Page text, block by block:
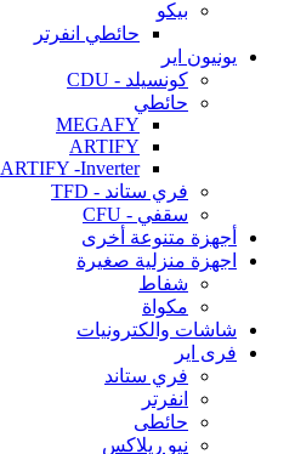
بيكو
حائطي انفرتر
يونيون اير
كونسيلد - CDU
حائطي
MEGAFY
ARTIFY
ARTIFY -Inverter
فري ستاند - TFD
سقفي - CFU
أجهزة متنوعة أخرى
اجهزة منزلية صغيرة
شفاط
مكواة
شاشات والكترونيات
فرى اير
فري ستاند
انفرتر
حائطى
نيو ريلاكس